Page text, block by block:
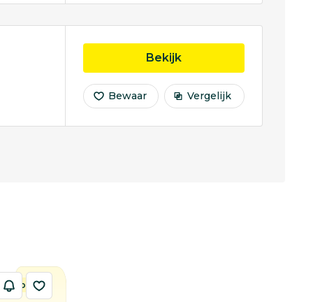
Bekijkopleiding Social Work
Bewaar Vergelijk
/ avond